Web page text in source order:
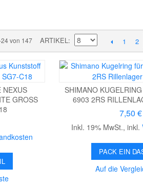
von 147 ARTIKEL 1 2
NEXUS
GROSS S
SHIMANO
6903 2RS
7,50 €
Inkl. 19% MwSt., inkl.
PACK EIN
Auf die